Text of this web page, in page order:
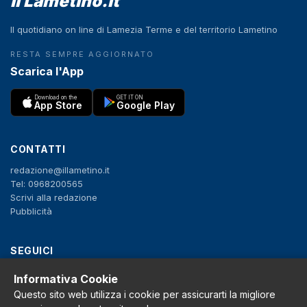
Il quotidiano on line di Lamezia Terme e del territorio Lametino
RESTA SEMPRE AGGIORNATO
Scarica l'App
Download on the
App Store
GET IT ON
Google Play
CONTATTI
redazione@illametino.it
Tel: 0968200565
Scrivi alla redazione
Pubblicità
SEGUICI
f X IG YT
Informativa Cookie
Questo sito web utilizza i cookie per assicurarti la migliore